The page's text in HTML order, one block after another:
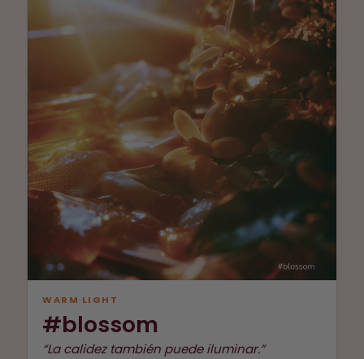
WARM LIGHT
#blossom
“La calidez también puede iluminar.”